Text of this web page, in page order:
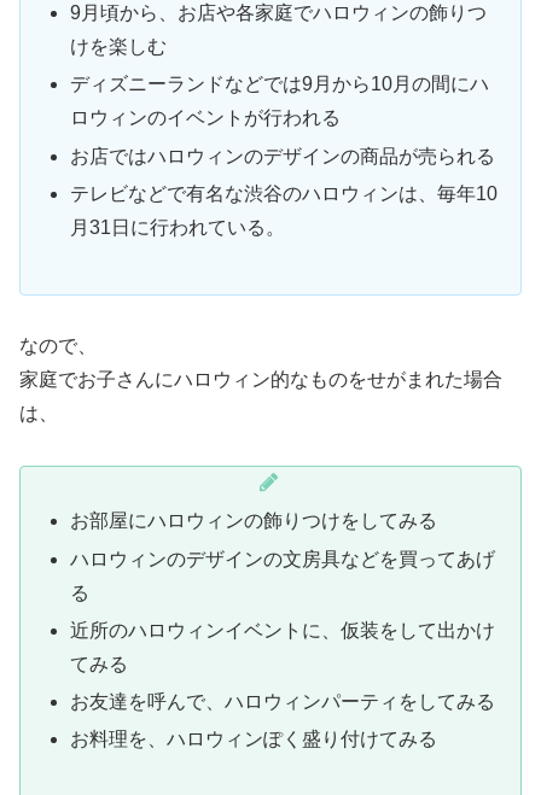
9月頃から、お店や各家庭でハロウィンの飾りつ
けを楽しむ
ディズニーランドなどでは9月から10月の間にハ
ロウィンのイベントが行われる
お店ではハロウィンのデザインの商品が売られる
テレビなどで有名な渋谷のハロウィンは、毎年10
月31日に行われている。
なので、
家庭でお子さんにハロウィン的なものをせがまれた場合
は、
お部屋にハロウィンの飾りつけをしてみる
ハロウィンのデザインの文房具などを買ってあげ
る
近所のハロウィンイベントに、仮装をして出かけ
てみる
お友達を呼んで、ハロウィンパーティをしてみる
お料理を、ハロウィンぽく盛り付けてみる